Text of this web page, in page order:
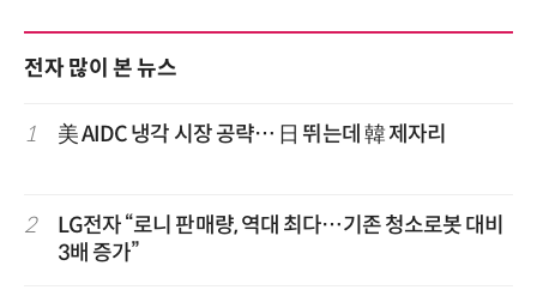
전자 많이 본 뉴스
1 美 AIDC 냉각 시장 공략… 日 뛰는데 韓 제자리
2
LG전자 “로니 판매량, 역대 최다…기존 청소로봇 대비
3배 증가”